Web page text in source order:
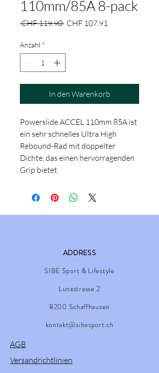
110mm/85A 8-pack
CHF 119.90 Standardpreis
CHF 107.91
Anzahl *
In den Warenkorb
Powerslide ACCEL 110mm 85A ist
ein sehr schnelles Ultra High
Rebound-Rad mit doppelter
Dichte, das einen hervorragenden
Grip bietet.
ADDRESS
SIBE Sport & Lifestyle
Lunastrasse 2
8200 Schaffhausen
kontakt@sibesport.ch
AGB
Versandrichtlinien